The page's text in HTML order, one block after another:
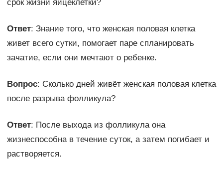
срок жизни яйцеклетки?
Ответ: Знание того, что женская половая клетка
живет всего сутки, помогает паре спланировать
зачатие, если они мечтают о ребенке.
Вопрос: Сколько дней живёт женская половая клетка
после разрыва фолликула?
Ответ: После выхода из фолликула она
жизнеспособна в течение суток, а затем погибает и
растворяется.